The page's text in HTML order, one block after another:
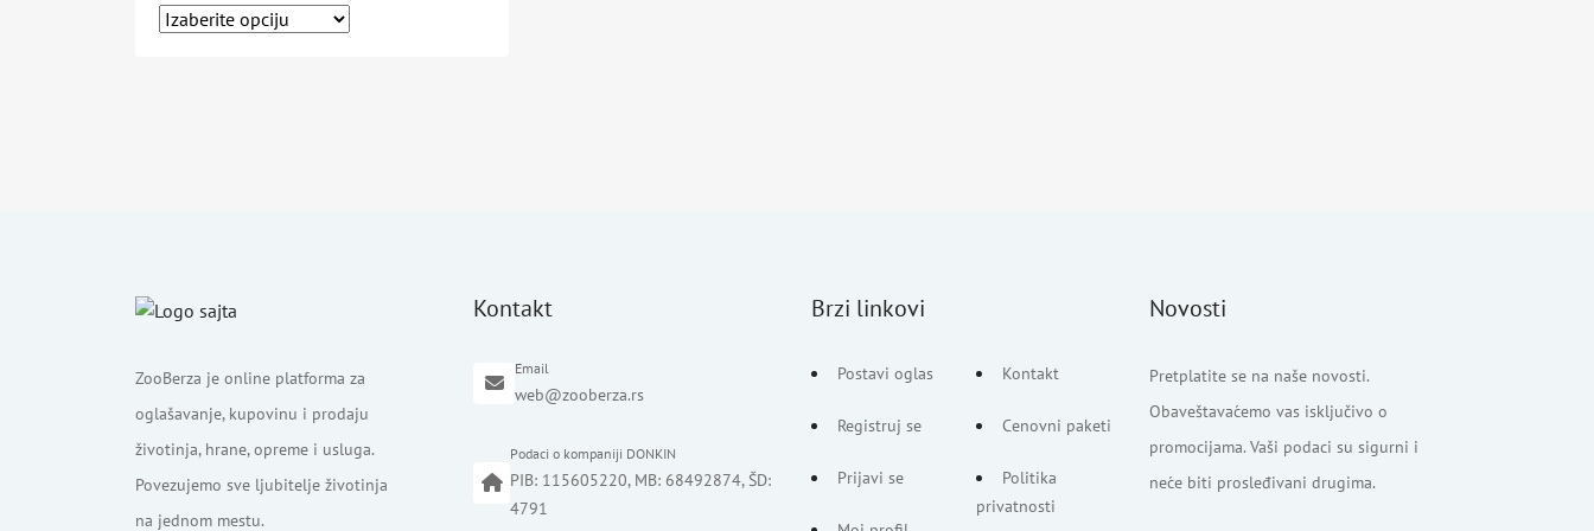
ZooBerza je online platforma za
oglašavanje, kupovinu i prodaju
životinja, hrane, opreme i usluga.
Povezujemo sve ljubitelje životinja
na jednom mestu.
Kontakt
Email
web@zooberza.rs
Podaci o kompaniji DONKIN
PIB: 115605220, MB: 68492874, ŠD:
4791
Brzi linkovi
Postavi oglas
Registruj se
Prijavi se
Kontakt
Cenovni paketi
Politika
privatnosti
Novosti
Pretplatite se na naše novosti.
Obaveštavaćemo vas isključivo o
promocijama. Vaši podaci su sigurni i
neće biti prosleđivani drugima.